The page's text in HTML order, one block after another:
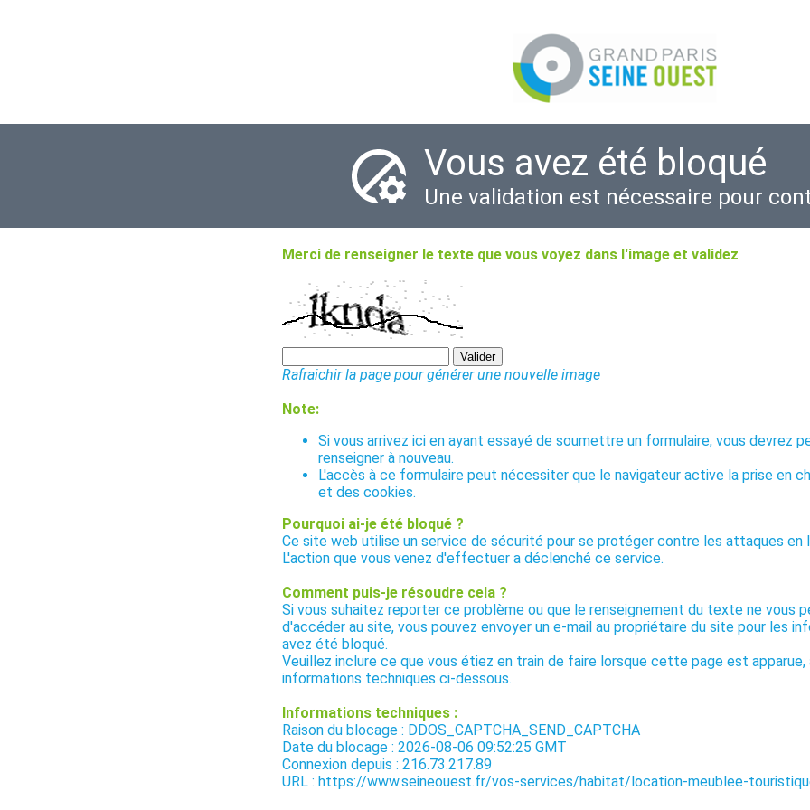
Vous avez été bloqué
Une validation est nécessaire pour
Merci de renseigner le texte que vous voyez dans l'image et validez
Rafraichir la page pour générer une nouvelle image
Note:
Si vous arrivez ici en ayant essayé de soumettre un formulaire, vous devrez
renseigner à nouveau.
L'accès à ce formulaire peut nécessiter que le navigateur active la prise en
et des cookies.
Pourquoi ai-je été bloqué ?
Ce site web utilise un service de sécurité pour se protéger contre les attaques en
L'action que vous venez d'effectuer a déclenché ce service.
Comment puis-je résoudre cela ?
Si vous suhaitez reporter ce problème ou que le renseignement du texte ne vous
d'accéder au site, vous pouvez envoyer un e-mail au propriétaire du site pour les
avez été bloqué.
Veuillez inclure ce que vous étiez en train de faire lorsque cette page est apparue,
informations techniques ci-dessous.
Informations techniques :
Raison du blocage : DDOS_CAPTCHA_SEND_CAPTCHA
Date du blocage : 2026-08-06 09:52:25 GMT
Connexion depuis : 216.73.217.89
URL : https://www.seineouest.fr/vos-services/habitat/location-meublee-